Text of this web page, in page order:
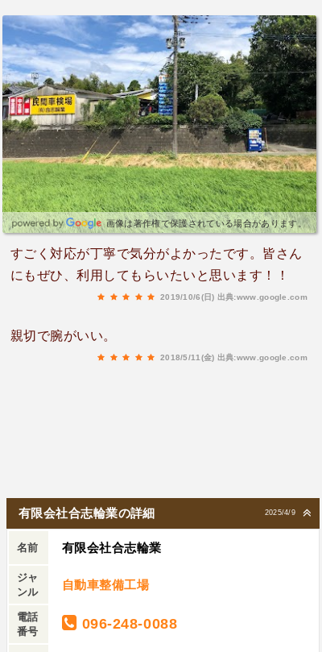
画像は著作権で保護されている場合があります。
すごく対応が丁寧で気分がよかったです。皆さん
にもぜひ、利用してもらいたいと思います！！
2019/10/6(日) 出典:www.google.com
親切で腕がいい。
2018/5/11(金) 出典:www.google.com
2025/4/9
有限会社合志輪業の詳細
名前 有限会社合志輪業
ジャ
ンル
自動車整備工場
電話
番号
096-248-0088